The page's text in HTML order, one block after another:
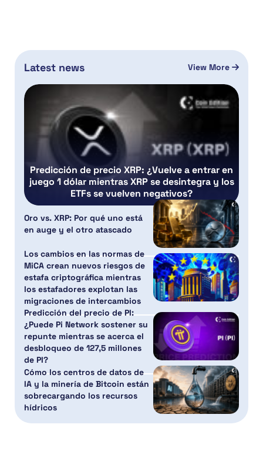
Latest news View More
Predicción de precio XRP: ¿Vuelve a entrar en
juego 1 dólar mientras XRP se desintegra y los
ETFs se vuelven negativos?
Oro vs. XRP: Por qué uno está
en auge y el otro atascado
Los cambios en las normas de
MiCA crean nuevos riesgos de
estafa criptográfica mientras
los estafadores explotan las
migraciones de intercambios
Predicción del precio de PI:
¿Puede Pi Network sostener su
repunte mientras se acerca el
desbloqueo de 127,5 millones
de PI?
Cómo los centros de datos de
IA y la minería de Bitcoin están
sobrecargando los recursos
hídricos